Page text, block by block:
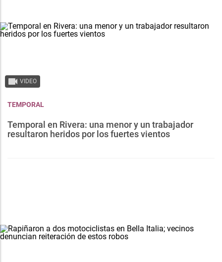
VIDEO
TEMPORAL
Temporal en Rivera: una menor y un trabajador
resultaron heridos por los fuertes vientos